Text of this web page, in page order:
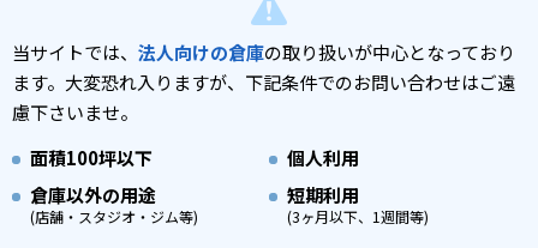
当サイトでは、 法人向けの倉庫の取り扱いが中心となっており
ます。 大変恐れ入りますが、下記条件でのお問い合わせはご遠
慮下さいませ。
面積100坪以下
個人利用
倉庫以外の用途
(店舗・スタジオ・ジム等)
短期利用
(3ヶ月以下、1週間等)